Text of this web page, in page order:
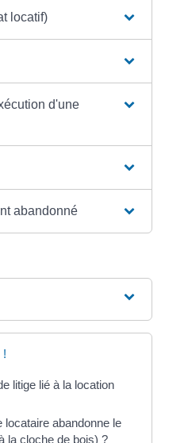
locatif)
d'une
abandonné
!
litige lié à la location
locataire abandonne le
la cloche de bois) ?